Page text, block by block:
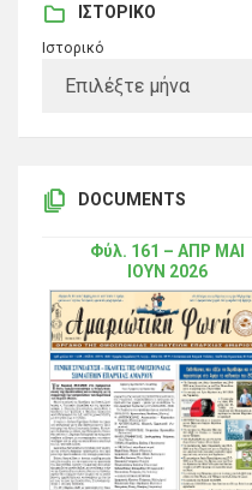
ΙΣΤΟΡΙΚΌ
Ιστορικό
DOCUMENTS
Φύλ. 161 – ΑΠΡ ΜΑΙ
ΙΟΥΝ 2026